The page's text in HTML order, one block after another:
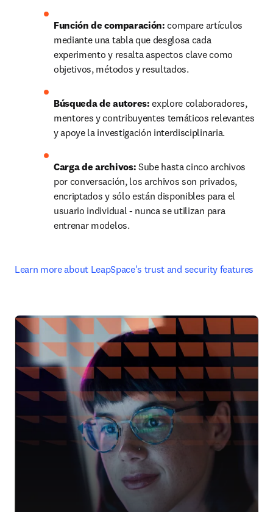
Función de comparación: compare artículos
mediante una tabla que desglosa cada
experimento y resalta aspectos clave como
objetivos, métodos y resultados.
Búsqueda de autores: explore colaboradores,
mentores y contribuyentes temáticos relevantes
y apoye la investigación interdisciplinaria.
Carga de archivos: Sube hasta cinco archivos
por conversación, los archivos son privados,
encriptados y sólo están disponibles para el
usuario individual - nunca se utilizan para
entrenar modelos.
Learn more about LeapSpace's trust and security features